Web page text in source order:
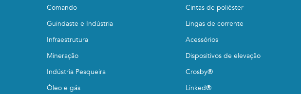
Comando
Guindaste e Indústria
Infraestrutura
Mineração
Indústria Pesqueira
Óleo e gás
Cintas de poliéster
Lingas de corrente
Acessórios
Dispositivos de elevação
Crosby®
Linked®